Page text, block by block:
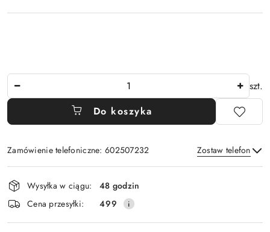
szt.
Do koszyka
Zamówienie telefoniczne: 602507232 Zostaw telefon
Wyślij
Dostępność
i
dostawa
Wysyłka w ciągu:
48 godzin
Cena przesyłki:
499